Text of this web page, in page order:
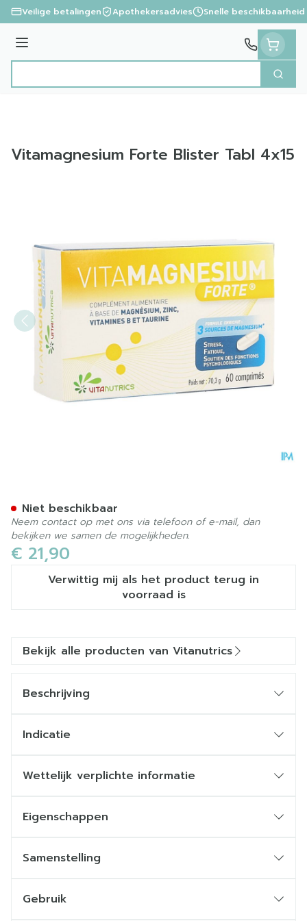
Ga naar de inhoud
Veilige betalingen Apothekersadvies Snelle beschikbaarheid
Menu
Zoek
Vitamagnesium Forte Blister Tabl 4x15
€ 21,90
Verwittig mij als het product terug in
voorraad is
Niet beschikbaar
Neem contact op met ons via telefoon of e-mail, dan
bekijken we samen de mogelijkheden.
Bekijk alle producten van Vitanutrics
Beschrijving
Indicatie
Wettelijk verplichte informatie
Eigenschappen
Samenstelling
Gebruik